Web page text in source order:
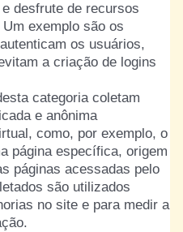
desfrute de recursos
exemplo são os
os usuários,
a criação de logins
categoria coletam
e anônima
como, por exemplo, o
página específica, origem
páginas acessadas pelo
são utilizados
no site e para medir a